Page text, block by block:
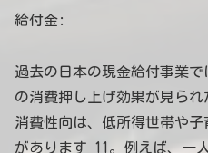
給付金:
過去の日本の現金給付事業で
の消費押し上げ効果が見ら
消費性向は、低所得世帯や
があります 11。例えば、一